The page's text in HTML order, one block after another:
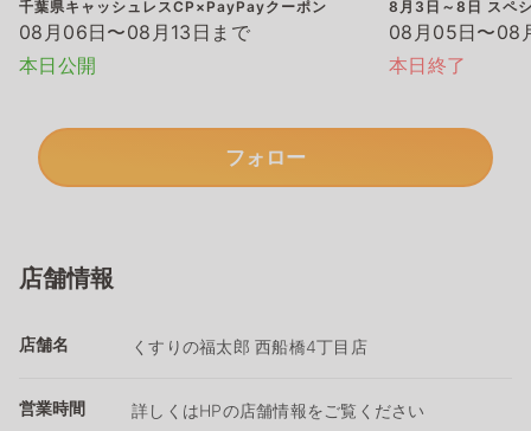
千葉県キャッシュレスCP×PayPayクーポン
08月06日〜08月13日まで
本日公開
8月3日～8日 スペ
08月05日〜08
本日終了
フォロー
店舗情報
店舗名 くすりの福太郎 西船橋4丁目店
営業時間 詳しくはHPの店舗情報をご覧ください